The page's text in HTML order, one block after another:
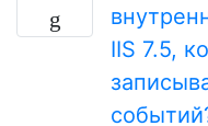
IIS 7.5,